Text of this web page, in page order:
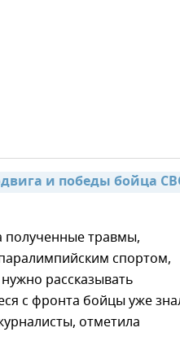
и победы бойца
полученные травмы,
спортом,
рассказывать
с фронта бойцы уже
отметила